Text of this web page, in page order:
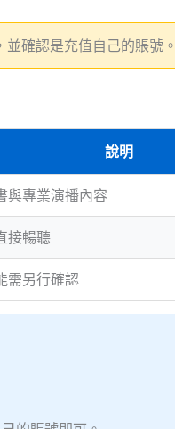
確認是充值自己的賬號
說明
與專業演播內容
接暢聽
需另行確認